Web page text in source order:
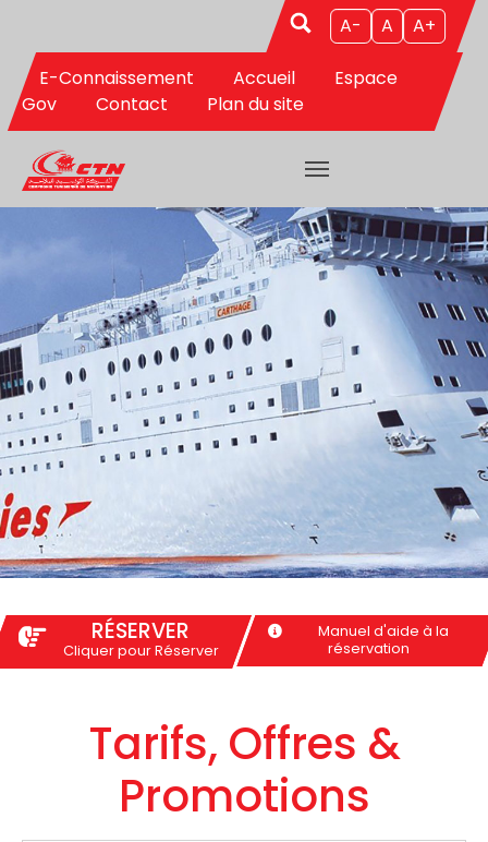
A- A A+
E-Connaissement Accueil
Espace
Gov
Contact Plan du site
RÉSERVER
Cliquer pour Réserver
Manuel d'aide à la
réservation
Tarifs, Offres &
Promotions